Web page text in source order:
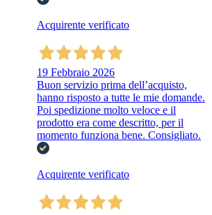
Acquirente verificato
19 Febbraio 2026
Buon servizio prima dell’acquisto,
hanno risposto a tutte le mie domande.
Poi spedizione molto veloce e il
prodotto era come descritto, per il
momento funziona bene. Consigliato.
Acquirente verificato